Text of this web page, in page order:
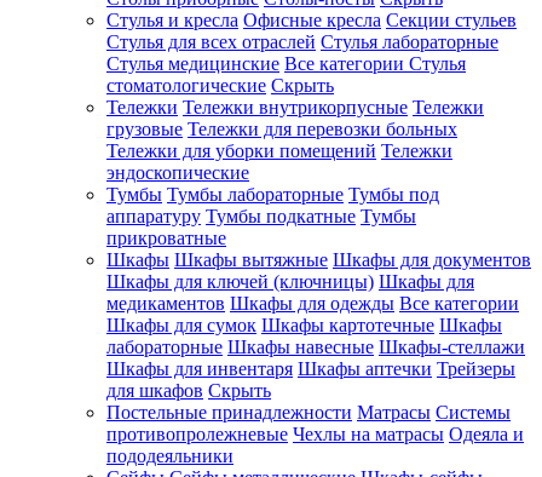
Стулья и кресла Офисные кресла Секции стульев
Стулья для всех отраслей Стулья лабораторные
Стулья медицинские Все категории Стулья
стоматологические Скрыть
Тележки Тележки внутрикорпусные Тележки
грузовые Тележки для перевозки больных
Тележки для уборки помещений Тележки
эндоскопические
Тумбы Тумбы лабораторные Тумбы под
аппаратуру Тумбы подкатные Тумбы
прикроватные
Шкафы Шкафы вытяжные Шкафы для документов
Шкафы для ключей (ключницы) Шкафы для
медикаментов Шкафы для одежды Все категории
Шкафы для сумок Шкафы картотечные Шкафы
лабораторные Шкафы навесные Шкафы-стеллажи
Шкафы для инвентаря Шкафы аптечки Трейзеры
для шкафов Скрыть
Постельные принадлежности Матрасы Системы
противопролежневые Чехлы на матрасы Одеяла и
пододеяльники